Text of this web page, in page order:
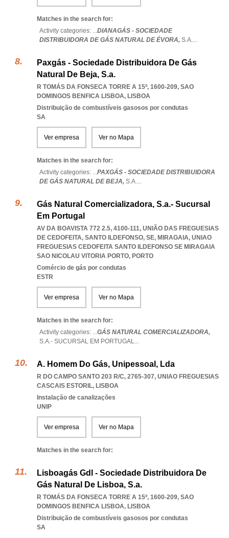
Matches in the search for:
Activity categories: ...DIANAGÁS - SOCIEDADE
DISTRIBUIDORA DE GÁS NATURAL DE ÉVORA, S.A....
Paxgás - Sociedade Distribuidora De Gás
Natural De Beja, S.a.
R TOMÁS DA FONSECA TORRE A 15º, 1600-209, SAO
DOMINGOS BENFICA LISBOA, LISBOA
Distribuição de combustíveis gasosos por condutas
SA
Ver empresa Ver no Mapa
Matches in the search for:
Activity categories: ...PAXGÁS - SOCIEDADE DISTRIBUIDORA
DE GÁS NATURAL DE BEJA, S.A....
Gás Natural Comercializadora, S.a.- Sucursal
Em Portugal
AV DA BOAVISTA 772 2.5, 4100-111, UNIÃO DAS FREGUESIAS
DE CEDOFEITA, SANTO ILDEFONSO, SE, MIRAGAIA, UNIAO
FREGUESIAS CEDOFEITA SANTO ILDEFONSO SE MIRAGAIA
SAO NICOLAU VITORIA PORTO, PORTO
Comércio de gás por condutas
ESTR
Ver empresa Ver no Mapa
Matches in the search for:
Activity categories: ...GÁS NATURAL COMERCIALIZADORA,
S.A.- SUCURSAL EM PORTUGAL...
A. Homem Do Gás, Unipessoal, Lda
R DO CAMPO SANTO 203 R/C, 2765-307, UNIAO FREGUESIAS
CASCAIS ESTORIL, LISBOA
Instalação de canalizações
UNIP
Ver empresa Ver no Mapa
Matches in the search for:
Lisboagás Gdl - Sociedade Distribuidora De
Gás Natural De Lisboa, S.a.
R TOMÁS DA FONSECA TORRE A 15º, 1600-209, SAO
DOMINGOS BENFICA LISBOA, LISBOA
Distribuição de combustíveis gasosos por condutas
SA